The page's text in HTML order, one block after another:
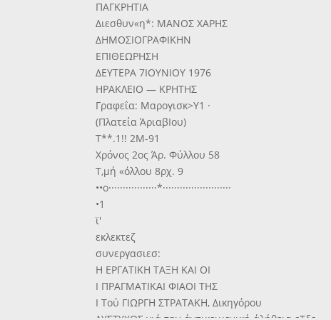
ΠΑΓΚΡΗΤΙΑ
Διεσθυν«η*: ΜΑΝΟΣ ΧΑΡΗΣ
ΔΗΜΟΣΙΟΓΡΑΦΙΚΗΝ
ΕΠΙΘΕΩΡΗΣΗ
ΔΕΥΤΕΡΑ 7ΙΟΥΝΙΟΥ 1976
ΗΡΑΚΛΕΙΟ — ΚΡΗΤΗΣ
Γραφεΐα: Μαρογισκ>Υ1 ·
(Πλατεία ΆριαβΙου)
Τ**.1!! 2Μ-91
Χρόνος 2ος Άρ. Φύλλου 58
Τ,μή «όλλου 8ρχ. 9
••ο·················*························
•1
ϊ'
εκλεκτεζ
συνεργασιεσ:
Η ΕΡΓΑΤΙΚΗ ΤΑΞΗ ΚΑΙ ΟΙ
Ι ΠΡΑΓΜΑΤΙΚΑΙ ΦΙΑΟΙ ΤΗΣ
Ι Τού ΓΙΩΡΓΗ ΣΤΡΑΤΑΚΗ, Δικηγόρου